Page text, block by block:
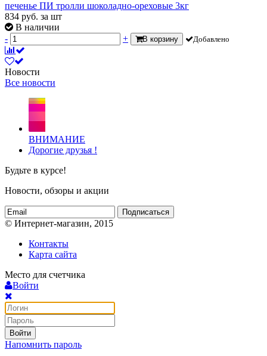
печенье ПИ тролли шоколадно-ореховые 3кг
834 руб. за шт
В наличии
-
+ В корзину Добавлено
Новости
Все новости
ВНИМАНИЕ
Дорогие друзья !
Будьте в курсе!
Новости, обзоры и акции
Подписаться
© Интернет-магазин, 2015
Контакты
Карта сайта
Место для счетчика
Войти
Войти
Напомнить пароль